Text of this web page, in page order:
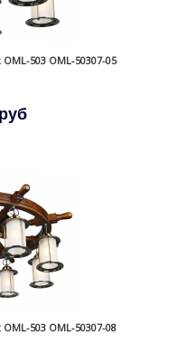
503 OML-50307-05
503 OML-50307-08